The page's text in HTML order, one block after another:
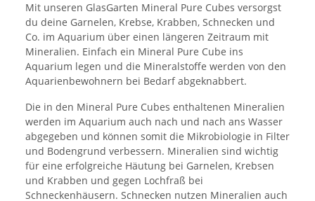
Mit unseren GlasGarten Mineral Pure Cubes versorgst
du deine Garnelen, Krebse, Krabben, Schnecken und
Co. im Aquarium über einen längeren Zeitraum mit
Mineralien. Einfach ein Mineral Pure Cube ins
Aquarium legen und die Mineralstoffe werden von den
Aquarienbewohnern bei Bedarf abgeknabbert.
Die in den Mineral Pure Cubes enthaltenen Mineralien
werden im Aquarium auch nach und nach ans Wasser
abgegeben und können somit die Mikrobiologie in Filter
und Bodengrund verbessern. Mineralien sind wichtig
für eine erfolgreiche Häutung bei Garnelen, Krebsen
und Krabben und gegen Lochfraß bei
Schneckenhäusern. Schnecken nutzen Mineralien auch